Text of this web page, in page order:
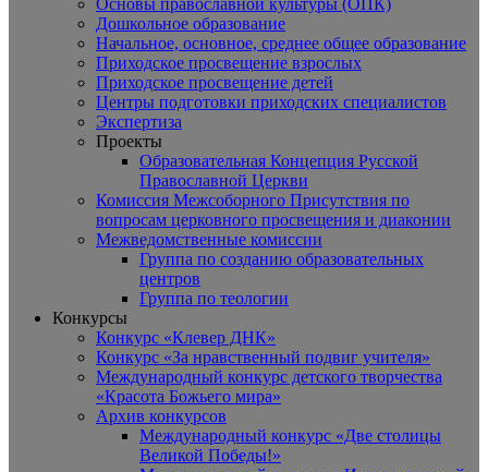
Основы православной культуры (ОПК)
Дошкольное образование
Начальное, основное, среднее общее образование
Приходское просвещение взрослых
Приходское просвещение детей
Центры подготовки приходских специалистов
Экспертиза
Проекты
Образовательная Концепция Русской
Православной Церкви
Комиссия Межсоборного Присутствия по
вопросам церковного просвещения и диаконии
Межведомственные комиссии
Группа по созданию образовательных
центров
Группа по теологии
Конкурсы
Конкурс «Клевер ДНК»
Конкурс «За нравственный подвиг учителя»
Международный конкурс детского творчества
«Красота Божьего мира»
Архив конкурсов
Международный конкурс «Две столицы
Великой Победы!»